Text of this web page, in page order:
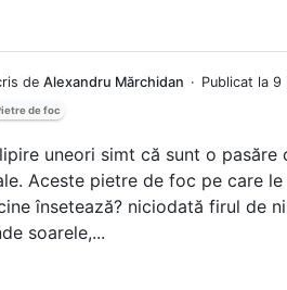
de Alexandru Mărchidan Publicat la 9
de foc
uneori simt că sunt o
Aceste pietre de foc pe care
însetează? niciodată firul de
soarele,...